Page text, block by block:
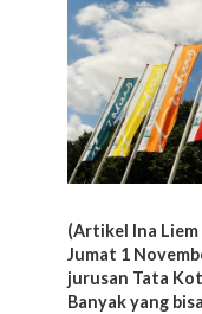
(Artikel Ina
Jumat 1
jurusan Tata
Banyak yang